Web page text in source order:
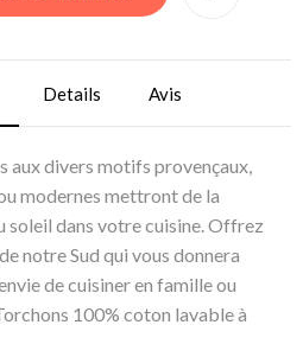
Details Avis
aux divers motifs provençaux,
modernes mettront de la
soleil dans votre cuisine. Offrez
notre Sud qui vous donnera
de cuisiner en famille ou
100% coton lavable à